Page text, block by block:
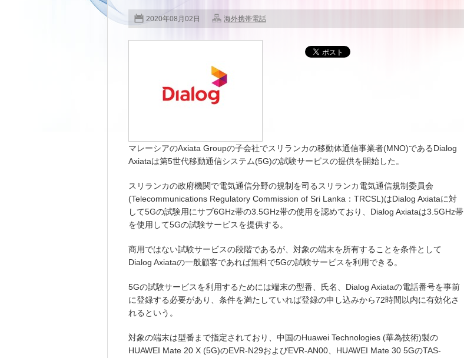
2020年08月02日 海外携帯電話
マレーシアのAxiata Groupの子会社でスリランカの移動体通信事業者(MNO)であるDialog
Axiataは第5世代移動通信システム(5G)の試験サービスの提供を開始した。
スリランカの政府機関で電気通信分野の規制を司るスリランカ電気通信規制委員会
(Telecommunications Regulatory Commission of Sri Lanka：TRCSL)はDialog Axiataに対
して5Gの試験用にサブ6GHz帯の3.5GHz帯の使用を認めており、Dialog Axiataは3.5GHz帯
を使用して5Gの試験サービスを提供する。
商用ではない試験サービスの段階であるが、対象の端末を所有することを条件として
Dialog Axiataの一般顧客であれば無料で5Gの試験サービスを利用できる。
5Gの試験サービスを利用するためには端末の型番、氏名、Dialog Axiataの電話番号を事前
に登録する必要があり、条件を満たしていれば登録の申し込みから72時間以内に有効化さ
れるという。
対象の端末は型番まで指定されており、中国のHuawei Technologies (華為技術)製の
HUAWEI Mate 20 X (5G)のEVR-N29およびEVR-AN00、HUAWEI Mate 30 5GのTAS-